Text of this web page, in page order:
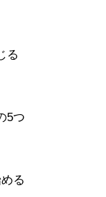
る
5つ
る